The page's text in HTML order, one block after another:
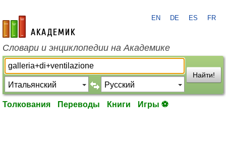
academic.ru
EN DE ES FR
Словари и энциклопедии на Академике
Найти!
Толкования Переводы Книги Игры ⚽